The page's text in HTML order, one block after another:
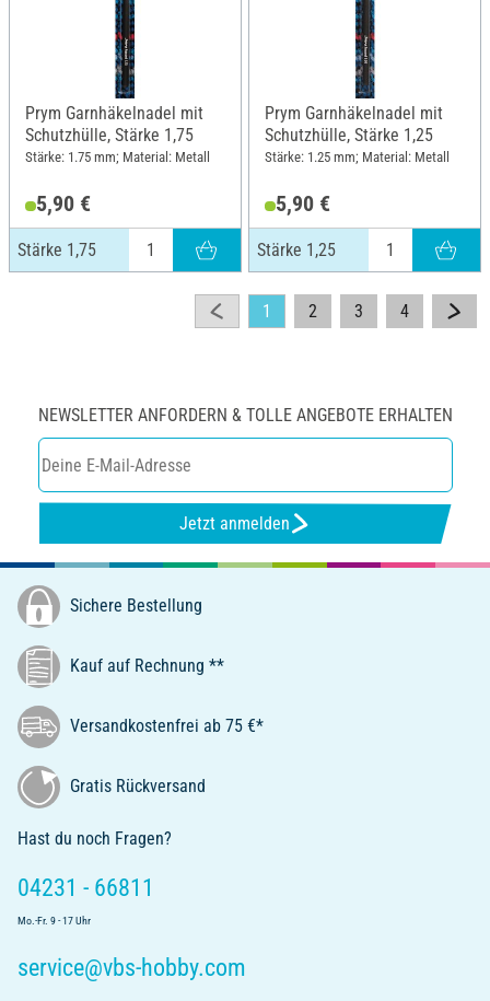
Prym Garnhäkelnadel mit
Schutzhülle, Stärke 1,75
Stärke: 1.75 mm; Material: Metall
5,90 €
Stärke 1,75
Prym Garnhäkelnadel mit
Schutzhülle, Stärke 1,25
Stärke: 1.25 mm; Material: Metall
5,90 €
Stärke 1,25
1 2 3 4
NEWSLETTER ANFORDERN & TOLLE ANGEBOTE ERHALTEN
Jetzt anmelden
Sichere Bestellung
Kauf auf Rechnung **
Versandkostenfrei ab 75 €*
Gratis Rückversand
Hast du noch Fragen?
04231 - 66811
Mo.-Fr. 9 - 17 Uhr
service@vbs-hobby.com